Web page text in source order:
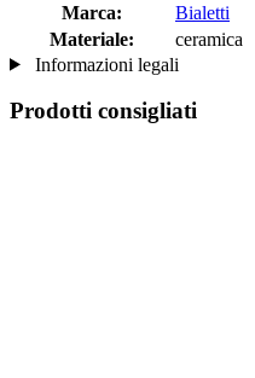
Marca:
Bialetti
Materiale:
ceramica
Informazioni legali
Prodotti consigliati